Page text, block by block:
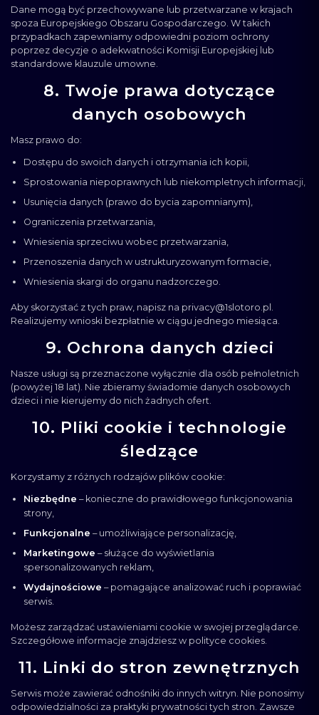
Dane mogą być przechowywane lub przetwarzane w krajach
spoza Europejskiego Obszaru Gospodarczego. W takich
przypadkach zapewniamy odpowiedni poziom ochrony
poprzez decyzje o adekwatności Komisji Europejskiej lub
standardowe klauzule umowne.
8. Twoje prawa dotyczące
danych osobowych
Masz prawo do:
Dostępu do swoich danych i otrzymania ich kopii,
Sprostowania niepoprawnych lub niekompletnych informacji,
Usunięcia danych (prawo do bycia zapomnianym),
Ograniczenia przetwarzania,
Wniesienia sprzeciwu wobec przetwarzania,
Przenoszenia danych w ustrukturyzowanym formacie,
Wniesienia skargi do organu nadzorczego.
Aby skorzystać z tych praw, napisz na privacy@1slotoro.pl .
Realizujemy wnioski bezpłatnie w ciągu jednego miesiąca.
9. Ochrona danych dzieci
Nasze usługi są przeznaczone wyłącznie dla osób pełnoletnich
(powyżej 18 lat). Nie zbieramy świadomie danych osobowych
dzieci i nie kierujemy do nich żadnych ofert.
10. Pliki cookie i technologie
śledzące
Korzystamy z różnych rodzajów plików cookie:
Niezbędne – konieczne do prawidłowego funkcjonowania
strony,
Funkcjonalne – umożliwiające personalizację,
Marketingowe – służące do wyświetlania
spersonalizowanych reklam,
Wydajnościowe – pomagające analizować ruch i poprawiać
serwis.
Możesz zarządzać ustawieniami cookie w swojej przeglądarce.
Szczegółowe informacje znajdziesz w polityce cookies.
11. Linki do stron zewnętrznych
Serwis może zawierać odnośniki do innych witryn. Nie ponosimy
odpowiedzialności za praktyki prywatności tych stron. Zawsze